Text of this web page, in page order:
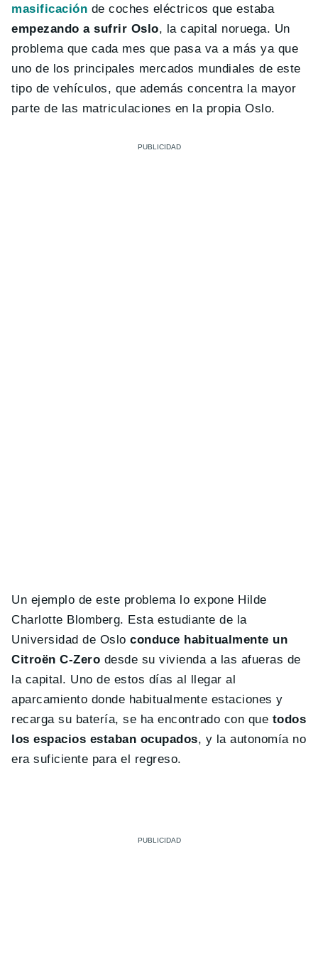
masificación de coches eléctricos que estaba
empezando a sufrir Oslo, la capital noruega. Un
problema que cada mes que pasa va a más ya que
uno de los principales mercados mundiales de este
tipo de vehículos, que además concentra la mayor
parte de las matriculaciones en la propia Oslo.
Un ejemplo de este problema lo expone Hilde
Charlotte Blomberg. Esta estudiante de la
Universidad de Oslo conduce habitualmente un
Citroën C-Zero desde su vivienda a las afueras de
la capital. Uno de estos días al llegar al
aparcamiento donde habitualmente estaciones y
recarga su batería, se ha encontrado con que todos
los espacios estaban ocupados, y la autonomía no
era suficiente para el regreso.